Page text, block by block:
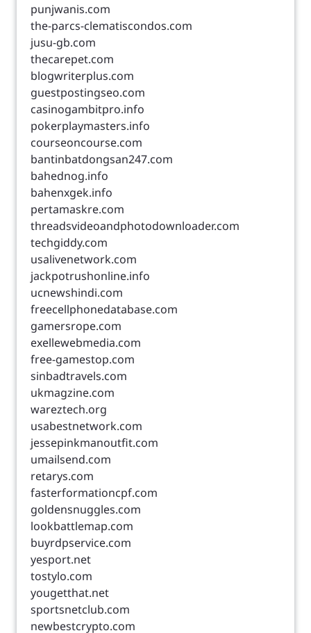
punjwanis.com
the-parcs-clematiscondos.com
jusu-gb.com
thecarepet.com
blogwriterplus.com
guestpostingseo.com
casinogambitpro.info
pokerplaymasters.info
courseoncourse.com
bantinbatdongsan247.com
bahednog.info
bahenxgek.info
pertamaskre.com
threadsvideoandphotodownloader.com
techgiddy.com
usalivenetwork.com
jackpotrushonline.info
ucnewshindi.com
freecellphonedatabase.com
gamersrope.com
exellewebmedia.com
free-gamestop.com
sinbadtravels.com
ukmagzine.com
wareztech.org
usabestnetwork.com
jessepinkmanoutfit.com
umailsend.com
retarys.com
fasterformationcpf.com
goldensnuggles.com
lookbattlemap.com
buyrdpservice.com
yesport.net
tostylo.com
yougetthat.net
sportsnetclub.com
newbestcrypto.com